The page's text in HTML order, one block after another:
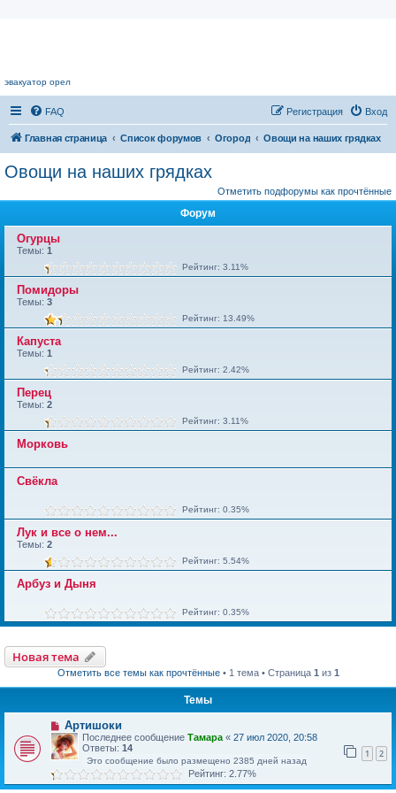
эвакуатор орел
FAQ Вход
Регистрация
Главная страница Список форумов Огород Овощи на наших грядках
Овощи на наших грядках
Отметить подфорумы как прочтённые
Форум
Огурцы
Темы: 1
Рейтинг: 3.11%
Помидоры
Темы: 3
Рейтинг: 13.49%
Капуста
Темы: 1
Рейтинг: 2.42%
Перец
Темы: 2
Рейтинг: 3.11%
Морковь
Свёкла
Рейтинг: 0.35%
Лук и все о нем...
Темы: 2
Рейтинг: 5.54%
Арбуз и Дыня
Рейтинг: 0.35%
Новая тема
Отметить все темы как прочтённые• 1 тема • Страница 1 из 1
Темы
Артишоки
Последнее сообщение Тамара « 27 июл 2020, 20:58
Ответы: 14 1 2
Это сообщение было размещено 2385 дней назад
Рейтинг: 2.77%